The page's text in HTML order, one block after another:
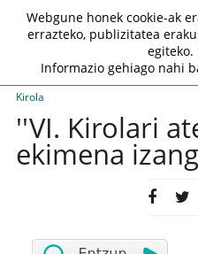
Kirola
''VI. Kirolari
ekimena
Webgune honek cookie-ak
errazteko, publizitatea
egiteko.
Informazio gehiago nahi